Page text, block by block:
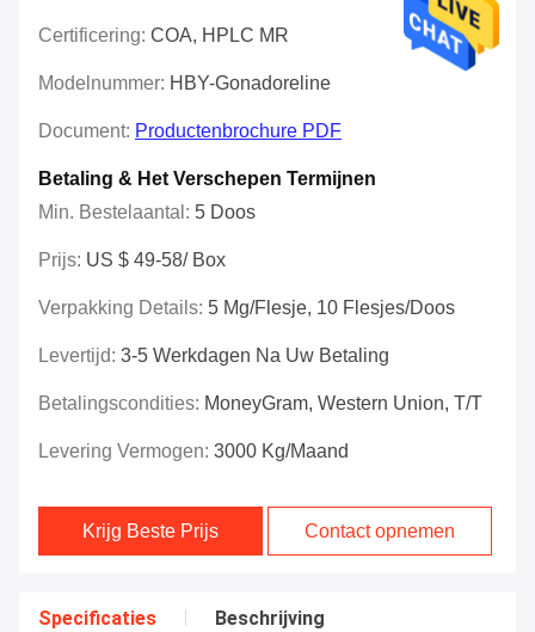
Certificering: COA, HPLC MR
Modelnummer: HBY-Gonadoreline
Document: Productenbrochure PDF
Betaling & Het Verschepen Termijnen
Min. Bestelaantal: 5 Doos
Prijs: US $ 49-58/ Box
Verpakking Details: 5 Mg/flesje, 10 Flesjes/doos
Levertijd: 3-5 Werkdagen Na Uw Betaling
Betalingscondities: MoneyGram, Western Union, T/T
Levering Vermogen: 3000 Kg/maand
Krijg Beste Prijs Contact opnemen
Specificaties Beschrijving